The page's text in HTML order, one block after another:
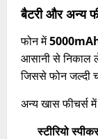
बैटरी और अन्य
फोन में
आसानी से निकाल
जिससे फोन जल्दी
अन्य खास फीचर्स में
स्टीरियो